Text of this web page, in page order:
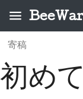
検索を初期化
BeeWareとは何で
か？
BeeWareコミュ
行動規範
インポスター症候
すべての貢献が重
問題を修正する
新機能の実装
過去の投稿
カテゴリー
寄稿
初め